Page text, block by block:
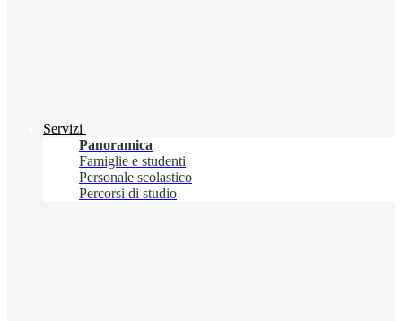
Servizi
Panoramica
Famiglie e studenti
Personale scolastico
Percorsi di studio